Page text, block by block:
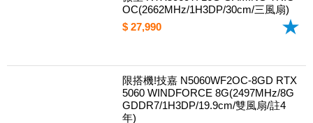
任搭, 結帳再折 2000
$ 30,590
微星 RTX5060TI 16G GAMING TRIO
OC(2662MHz/1H3DP/30cm/三風扇)
$ 27,990